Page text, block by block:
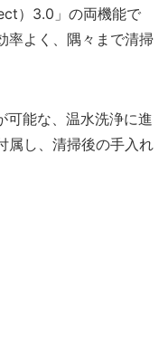
）3.0」の両機能で
率よく、隅々まで清掃
能な、温水洗浄に進
属し、清掃後の手入れ